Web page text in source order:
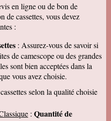
cd sont impeccables.
dvd ! merci de votre
! cordialement
je suis content de votre
doit vous
Cordialement
en ligne ou de bon de
de cassettes, vous devez
:
: Assurez-vous de savoir si
de camescope ou des grandes
sont bien acceptées dans la
vous avez choisie.
selon la qualité choisie
: Quantité de